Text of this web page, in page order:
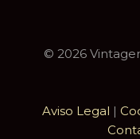
© 2026
Aviso Legal |